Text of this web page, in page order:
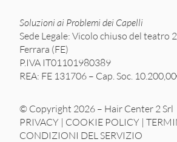
Soluzioni ai Problemi dei Capelli
Sede Legale: Vicolo chiuso del teatro
Ferrara (FE)
P.IVA IT01101980389
REA: FE 131706 – Cap. Soc.
© Copyright 2026 – Hair Center 2 Srl
PRIVACY | COOKIE POLICY |
CONDIZIONI DEL SERVIZIO